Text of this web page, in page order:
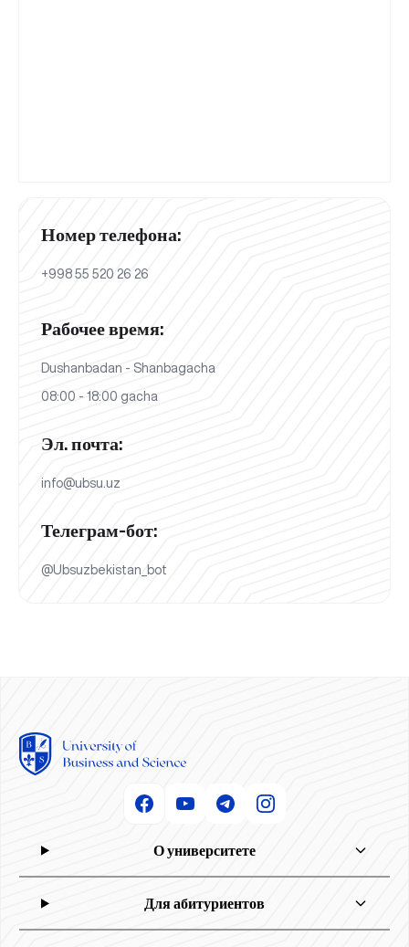
Номер телефона:
+998 55 520 26 26
Рабочее время:
Dushanbadan - Shanbagacha
08:00 - 18:00 gacha
Эл. почта:
info@ubsu.uz
Телеграм-бот:
@Ubsuzbekistan_bot
О университете
Для абитуриентов